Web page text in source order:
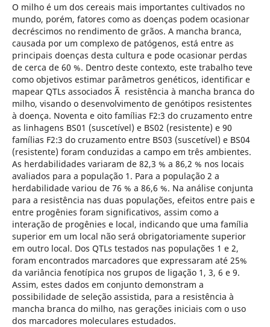
O milho é um dos cereais mais importantes cultivados no
mundo, porém, fatores como as doenças podem ocasionar
decréscimos no rendimento de grãos. A mancha branca,
causada por um complexo de patógenos, está entre as
principais doenças desta cultura e pode ocasionar perdas
de cerca de 60 %. Dentro deste contexto, este trabalho teve
como objetivos estimar parâmetros genéticos, identificar e
mapear QTLs associados Ã resistência à mancha branca do
milho, visando o desenvolvimento de genótipos resistentes
à doença. Noventa e oito famílias F2:3 do cruzamento entre
as linhagens BS01 (suscetível) e BS02 (resistente) e 90
famílias F2:3 do cruzamento entre BS03 (suscetível) e BS04
(resistente) foram conduzidas a campo em três ambientes.
As herdabilidades variaram de 82,3 % a 86,2 % nos locais
avaliados para a população 1. Para a população 2 a
herdabilidade variou de 76 % a 86,6 %. Na análise conjunta
para a resistência nas duas populações, efeitos entre pais e
entre progênies foram significativos, assim como a
interação de progênies e local, indicando que uma família
superior em um local não será obrigatoriamente superior
em outro local. Dos QTLs testados nas populações 1 e 2,
foram encontrados marcadores que expressaram até 25%
da variância fenotípica nos grupos de ligação 1, 3, 6 e 9.
Assim, estes dados em conjunto demonstram a
possibilidade de seleção assistida, para a resistência à
mancha branca do milho, nas gerações iniciais com o uso
dos marcadores moleculares estudados.